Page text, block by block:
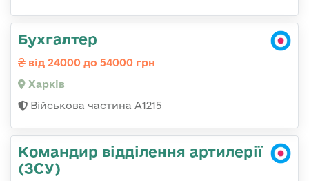
Бухгалтер
від 24000 до 54000 грн
Харків
Військова частина А1215
Командир відділення артилерії
(ЗСУ)